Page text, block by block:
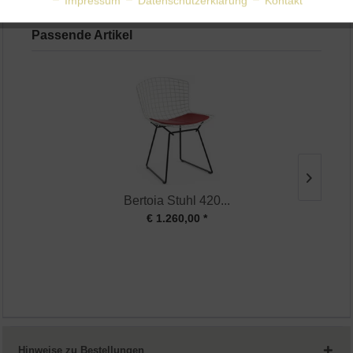
Knoll,Harry Bertoia,Design Italien
Passende Artikel
Bertoia Stuhl 420...
€ 1.260,00 *
Hinweise zu Bestellungen
Service